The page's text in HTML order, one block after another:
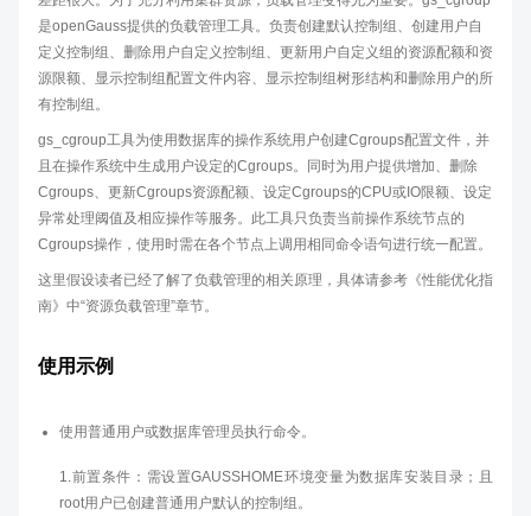
是openGauss提供的负载管理工具。负责创建默认控制组、创建用户自
定义控制组、删除用户自定义控制组、更新用户自定义组的资源配额和资
源限额、显示控制组配置文件内容、显示控制组树形结构和删除用户的所
有控制组。
gs_cgroup工具为使用数据库的操作系统用户创建Cgroups配置文件，并
且在操作系统中生成用户设定的Cgroups。同时为用户提供增加、删除
Cgroups、更新Cgroups资源配额、设定Cgroups的CPU或IO限额、设定
异常处理阈值及相应操作等服务。此工具只负责当前操作系统节点的
Cgroups操作，使用时需在各个节点上调用相同命令语句进行统一配置。
这里假设读者已经了解了负载管理的相关原理，具体请参考《性能优化指
南》中“资源负载管理”章节。
使用示例
使用普通用户或数据库管理员执行命令。
1.前置条件：需设置GAUSSHOME环境变量为数据库安装目录；且
root用户已创建普通用户默认的控制组。